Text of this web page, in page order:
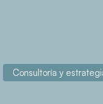
Consultoría y